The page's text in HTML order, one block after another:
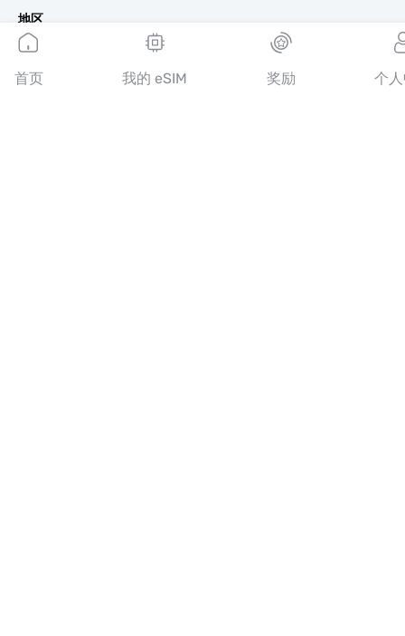
地区
欧洲 eSIM
亚洲 eSIM
首页 我的 eSIM 奖励 个